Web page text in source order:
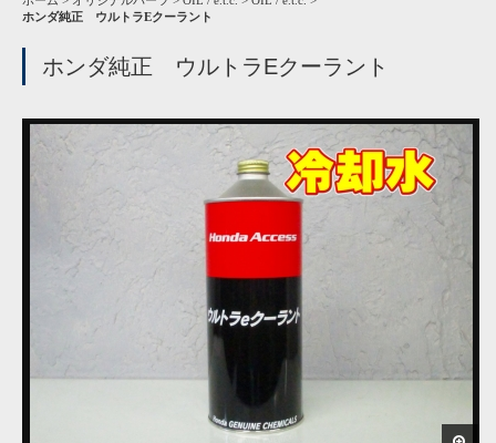
ホンダ純正 ウルトラEクーラント
ホンダ純正 ウルトラEクーラント